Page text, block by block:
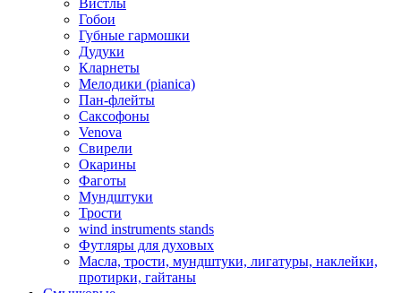
Вистлы
Гобои
Губные гармошки
Дудуки
Кларнеты
Мелодики (pianica)
Пан-флейты
Саксофоны
Venova
Свирели
Окарины
Фаготы
Мундштуки
Трости
wind instruments stands
Футляры для духовых
Масла, трости, мундштуки, лигатуры, наклейки,
протирки, гайтаны